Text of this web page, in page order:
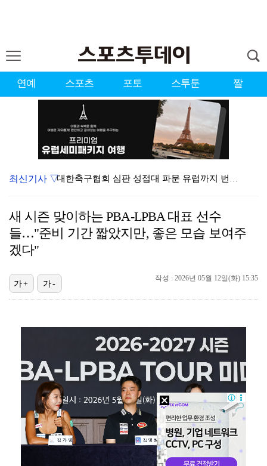
연예 스포츠 포토 스투툰 짤
대한축구협회 심판 성접대 파문 유럽까지 번졌다…佛 매체…
[ST포토] 이강인, 폭염 속 오픈트레이닝
[ST포토] 이강인, 말근육 폭발
[ST포토] AT 마드리드로 이적한 이강인
[ST포토] 이강인, 폭염과 싸운다
최신기사 ▽
새 시즌 맞이하는 PBA-LPBA 대표 선수
들…"준비 기간 짧았지만, 좋은 모습 보여주
겠다"
작성 : 2026년 05월 12일(화) 15:35
가+ 가-